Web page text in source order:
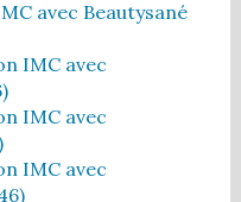
avec Beautysané
IMC avec
IMC avec
IMC avec